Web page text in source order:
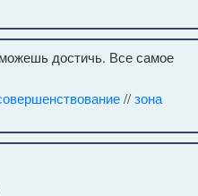
достичь. Все самое
//зона